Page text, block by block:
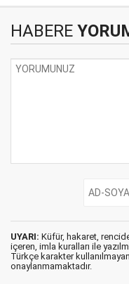
HABERE
UYARI: Küfür, hakaret,
içeren, imla kuralları ile
Türkçe karakter
onaylanmamaktadır.